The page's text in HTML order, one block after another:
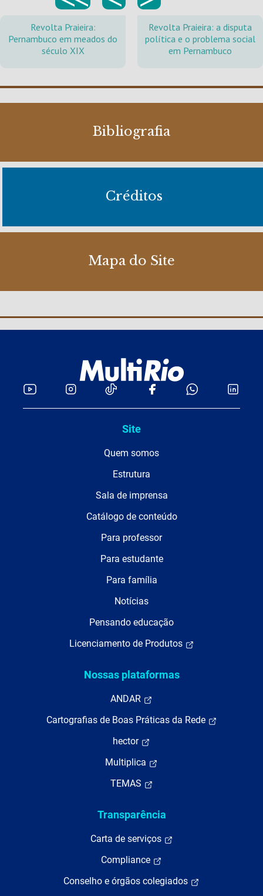
Revolta Praieira:
Pernambuco em meados do
século XIX
Revolta Praieira: a disputa
política e o problema social
em Pernambuco
Bibliografia
Créditos
Mapa do Site
Site
Quem somos
Estrutura
Sala de imprensa
Catálogo de conteúdo
Para professor
Para estudante
Para família
Notícias
Pensando educação
Licenciamento de Produtos
Nossas plataformas
ANDAR
Cartografias de Boas Práticas da Rede
hector
Multiplica
TEMAS
Transparência
Carta de serviços
Compliance
Conselho e órgãos colegiados